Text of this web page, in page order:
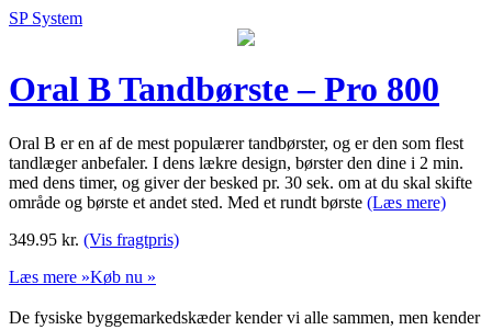
SP System
Oral B Tandbørste – Pro 800
Oral B er en af de mest populærer tandbørster, og er den som flest
tandlæger anbefaler. I dens lækre design, børster den dine i 2 min.
med dens timer, og giver der besked pr. 30 sek. om at du skal skifte
område og børste et andet sted. Med et rundt børste (Læs mere)
349.95 kr. (Vis fragtpris)
Læs mere »Køb nu »
De fysiske byggemarkedskæder kender vi alle sammen, men kender